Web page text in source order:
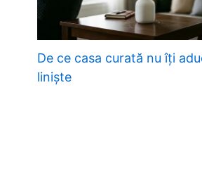
De ce casa curată nu îți
liniște